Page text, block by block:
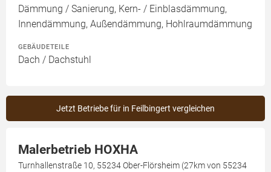
Dämmung / Sanierung, Kern- / Einblasdämmung,
Innendämmung, Außendämmung, Hohlraumdämmung
GEBÄUDETEILE
Dach / Dachstuhl
Jetzt Betriebe für in Feilbingert vergleichen
Malerbetrieb HOXHA
Turnhallenstraße 10, 55234 Ober-Flörsheim (27km von 55234